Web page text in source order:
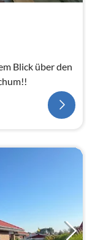
Blick über den